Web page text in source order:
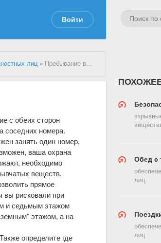
Войти
лиц» Пребывание в отеле
с обеих сторон
соседних номера.
занять один номер,
ваша охрана
необходимо
веществ.
прямое
вы рисковали при
и седьмым этажом
этажом, а на
определите где
Обед с
лиц
лиц